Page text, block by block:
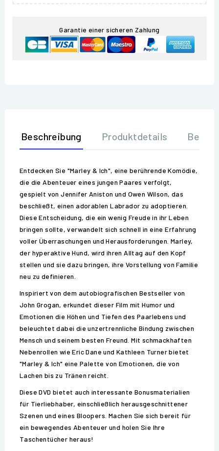
Garantie einer sicheren Zahlung
Beschreibung Produktdetails
Entdecken Sie "Marley & Ich", eine berührende Komödie,
die die Abenteuer eines jungen Paares verfolgt,
gespielt von Jennifer Aniston und Owen Wilson, das
beschließt, einen adorablen Labrador zu adoptieren.
Diese Entscheidung, die ein wenig Freude in ihr Leben
bringen sollte, verwandelt sich schnell in eine Erfahrung
voller Überraschungen und Herausforderungen. Marley,
der hyperaktive Hund, wird ihren Alltag auf den Kopf
stellen und sie dazu bringen, ihre Vorstellung von Familie
neu zu definieren.
Inspiriert von dem autobiografischen Bestseller von
John Grogan, erkundet dieser Film mit Humor und
Emotionen die Höhen und Tiefen des Paarlebens und
beleuchtet dabei die unzertrennliche Bindung zwischen
Mensch und seinem besten Freund. Mit schmackhaften
Nebenrollen wie Eric Dane und Kathleen Turner bietet
"Marley & Ich" eine Palette von Emotionen, die von
Lachen bis zu Tränen reicht.
Diese DVD bietet auch interessante Bonusmaterialien
für Tierliebhaber, einschließlich herausgeschnittener
Szenen und eines Bloopers. Machen Sie sich bereit für
ein bewegendes Abenteuer und holen Sie Ihre
Taschentücher heraus!